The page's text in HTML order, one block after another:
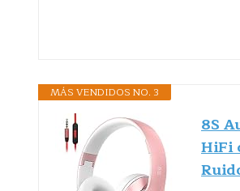
MÁS VENDIDOS NO. 3
8S
HiFi